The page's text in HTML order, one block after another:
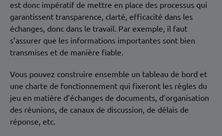
est donc impératif de mettre en place des processus qui
garantissent transparence, clarté, efficacité dans les
échanges, donc dans le travail. Par exemple, il faut
s’assurer que les informations importantes sont bien
transmises et de manière fiable.
Vous pouvez construire ensemble un tableau de bord et
une charte de fonctionnement qui fixeront les règles du
jeu en matière d’échanges de documents, d’organisation
des réunions, de canaux de discussion, de délais de
réponse, etc.